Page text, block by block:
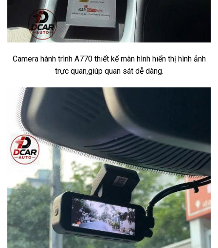
Camera hành trình A770 thiết kế màn hình hiển thị hình ảnh
trực quan,giúp quan sát dễ dàng.